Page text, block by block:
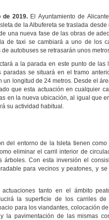
de 2019. ElAyuntamiento de
de la Albufereta se traslada desde
una nueva fase de las obras de
de taxi se cambiará a uno de los
autobuses se retrasarán unos
a la parada en este punto de
paradas se situará en el tramo
un longitud de 24 metros. Desde el
que esta actuación en cualquier
en la nueva ubicación, al igual que
su actividad habitual.
del entorno de la Isleta tienen
eliminar el carril interior de
árboles. Con esta inversión el
para vecinos y peatones, y
actuaciones tanto en el ámbito
la superficie de los carriles
para los viandantes, colocación
la pavimentación de las mismas